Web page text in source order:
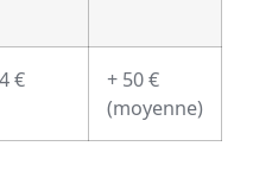
€
+ 50 €
(moyenne)